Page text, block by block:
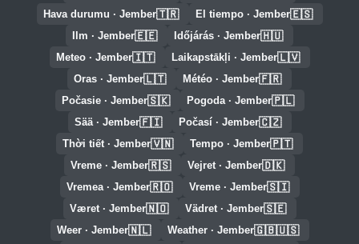
🇪🇸
El tiempo · Jember
🇹🇷
Hava durumu · Jember
🇭🇺
Időjárás · Jember
🇪🇪
Ilm · Jember
🇱🇻
Laikapstākļi · Jember
🇮🇹
Meteo · Jember
🇫🇷
Météo · Jember
🇱🇹
Oras · Jember
🇵🇱
Pogoda · Jember
🇸🇰
Počasie · Jember
🇨🇿
Počasí · Jember
🇫🇮
Sää · Jember
🇵🇹
Tempo · Jember
🇻🇳
Thời tiết · Jember
🇩🇰
Vejret · Jember
🇷🇸
Vreme · Jember
🇸🇮
Vreme · Jember
🇷🇴
Vremea · Jember
🇸🇪
Vädret · Jember
🇳🇴
Været · Jember
🇬🇧🇺🇸
Weather · Jember
🇳🇱
Weer · Jember